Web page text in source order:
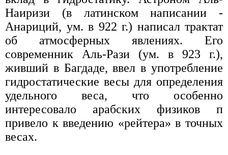
Наиризи (в латинском написании -
Анариций, ум. в 922 г.) написал трактат
об атмосферных явлениях. Его
современник Аль-Рази (ум. в 923 г.),
живший в Багдаде, ввел в употребление
гидростатические весы для определения
удельного веса, что особенно
интересовало арабских физиков п
привело к введению «рейтера» в точных
весах.